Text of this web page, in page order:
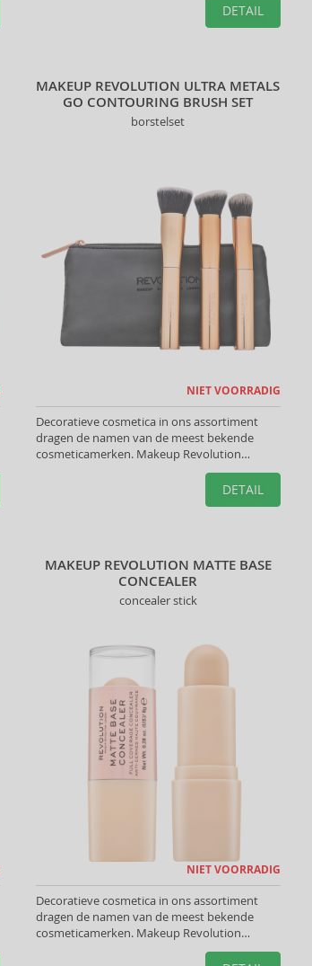
DETAIL
MAKEUP REVOLUTION ULTRA METALS
GO CONTOURING BRUSH SET
borstelset
NIET VOORRADIG
Decoratieve cosmetica in ons assortiment
dragen de namen van de meest bekende
cosmeticamerken. Makeup Revolution
Gezichtsborstels helpen u de perfecte look te
DETAIL
MAKEUP REVOLUTION MATTE BASE
CONCEALER
concealer stick
NIET VOORRADIG
Decoratieve cosmetica in ons assortiment
dragen de namen van de meest bekende
cosmeticamerken. Makeup Revolution
Verbergers helpen u de perfecte look te